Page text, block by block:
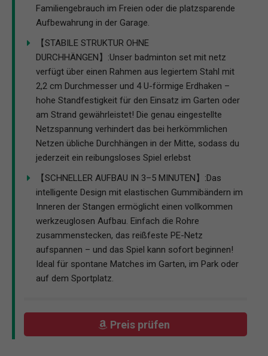
Familiengebrauch im Freien oder die platzsparende
Aufbewahrung in der Garage.
【STABILE STRUKTUR OHNE
DURCHHÄNGEN】:Unser badminton set mit netz
verfügt über einen Rahmen aus legiertem Stahl mit
2,2 cm Durchmesser und 4 U-förmige Erdhaken –
hohe Standfestigkeit für den Einsatz im Garten oder
am Strand gewährleistet! Die genau eingestellte
Netzspannung verhindert das bei herkömmlichen
Netzen übliche Durchhängen in der Mitte, sodass du
jederzeit ein reibungsloses Spiel erlebst
【SCHNELLER AUFBAU IN 3–5 MINUTEN】:Das
intelligente Design mit elastischen Gummibändern im
Inneren der Stangen ermöglicht einen vollkommen
werkzeuglosen Aufbau. Einfach die Rohre
zusammenstecken, das reißfeste PE-Netz
aufspannen – und das Spiel kann sofort beginnen!
Ideal für spontane Matches im Garten, im Park oder
auf dem Sportplatz.
Preis prüfen